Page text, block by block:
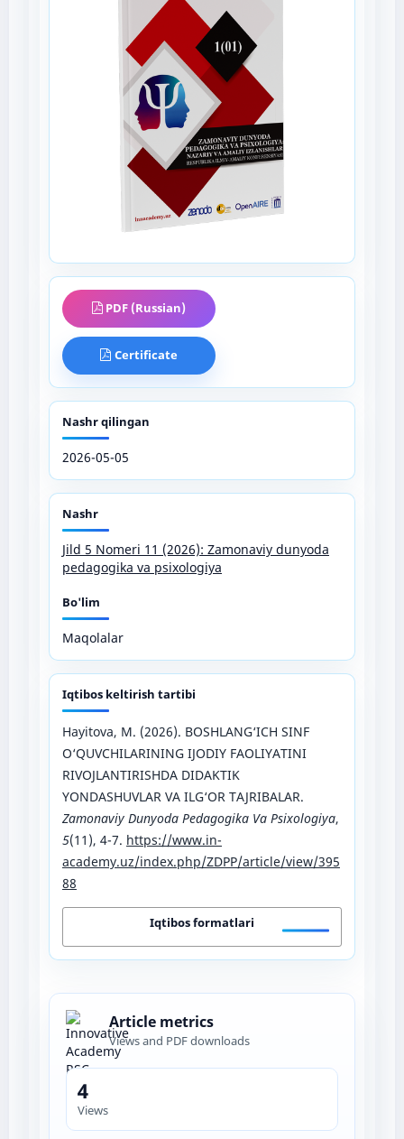
PDF (Russian)
Certificate
Nashr qilingan
2026-05-05
Nashr
Jild 5 Nomeri 11 (2026): Zamonaviy dunyoda
pedagogika va psixologiya
Bo'lim
Maqolalar
Iqtibos keltirish tartibi
Hayitova, M. (2026). BOSHLANG‘ICH SINF
O‘QUVCHILARINING IJODIY FAOLIYATINI
RIVOJLANTIRISHDA DIDAKTIK
YONDASHUVLAR VA ILG‘OR TAJRIBALAR.
Zamonaviy Dunyoda Pedagogika Va Psixologiya,
5(11), 4-7. https://www.in-
academy.uz/index.php/ZDPP/article/view/395
88
Iqtibos formatlari
Article metrics
Views and PDF downloads
4
Views